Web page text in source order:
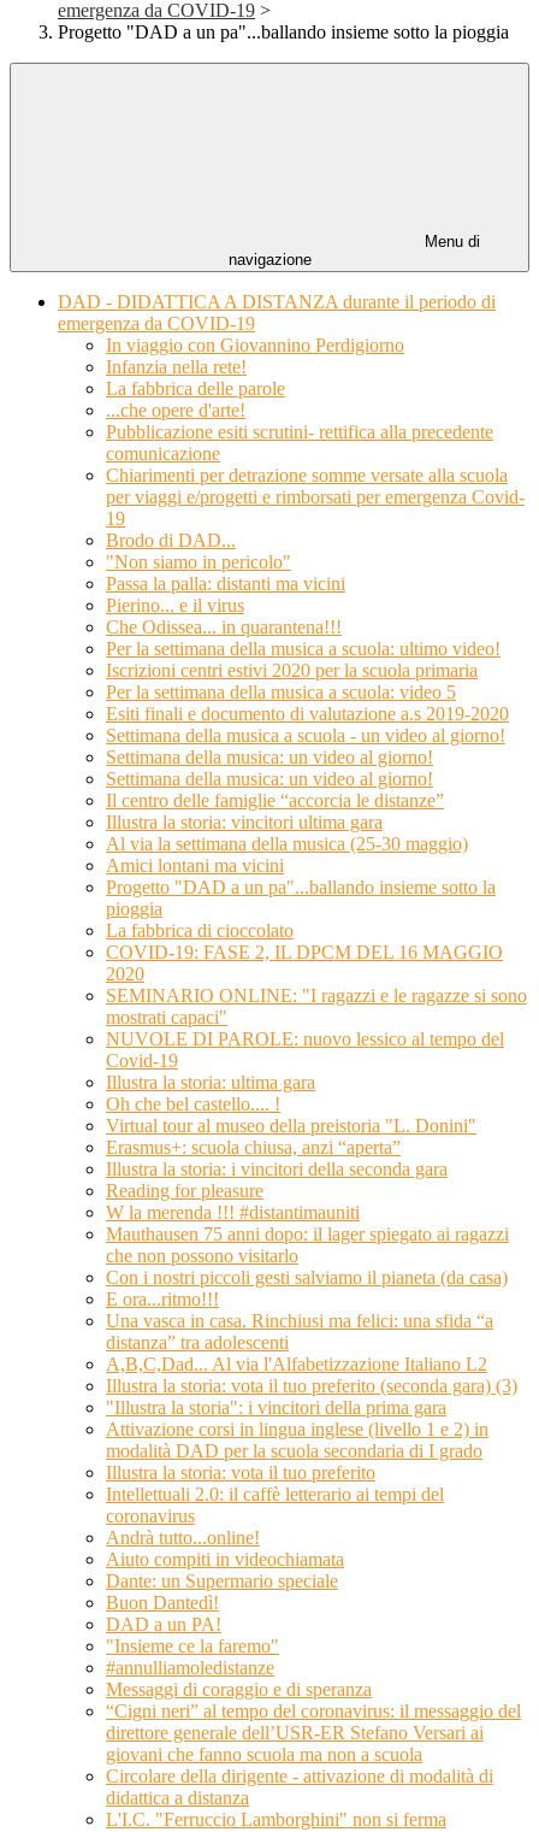
emergenza da COVID-19 >
Progetto "DAD a un pa"...ballando insieme sotto la pioggia
Menu di
navigazione
DAD - DIDATTICA A DISTANZA durante il periodo di
emergenza da COVID-19
In viaggio con Giovannino Perdigiorno
Infanzia nella rete!
La fabbrica delle parole
...che opere d'arte!
Pubblicazione esiti scrutini- rettifica alla precedente
comunicazione
Chiarimenti per detrazione somme versate alla scuola
per viaggi e/progetti e rimborsati per emergenza Covid-
19
Brodo di DAD...
"Non siamo in pericolo"
Passa la palla: distanti ma vicini
Pierino... e il virus
Che Odissea... in quarantena!!!
Per la settimana della musica a scuola: ultimo video!
Iscrizioni centri estivi 2020 per la scuola primaria
Per la settimana della musica a scuola: video 5
Esiti finali e documento di valutazione a.s 2019-2020
Settimana della musica a scuola - un video al giorno!
Settimana della musica: un video al giorno!
Settimana della musica: un video al giorno!
Il centro delle famiglie “accorcia le distanze”
Illustra la storia: vincitori ultima gara
Al via la settimana della musica (25-30 maggio)
Amici lontani ma vicini
Progetto "DAD a un pa"...ballando insieme sotto la
pioggia
La fabbrica di cioccolato
COVID-19: FASE 2, IL DPCM DEL 16 MAGGIO
2020
SEMINARIO ONLINE: "I ragazzi e le ragazze si sono
mostrati capaci"
NUVOLE DI PAROLE: nuovo lessico al tempo del
Covid-19
Illustra la storia: ultima gara
Oh che bel castello.... !
Virtual tour al museo della preistoria "L. Donini"
Erasmus+: scuola chiusa, anzi “aperta”
Illustra la storia: i vincitori della seconda gara
Reading for pleasure
W la merenda !!! #distantimauniti
Mauthausen 75 anni dopo: il lager spiegato ai ragazzi
che non possono visitarlo
Con i nostri piccoli gesti salviamo il pianeta (da casa)
E ora...ritmo!!!
Una vasca in casa. Rinchiusi ma felici: una sfida “a
distanza” tra adolescenti
A,B,C,Dad... Al via l'Alfabetizzazione Italiano L2
Illustra la storia: vota il tuo preferito (seconda gara) (3)
"Illustra la storia": i vincitori della prima gara
Attivazione corsi in lingua inglese (livello 1 e 2) in
modalità DAD per la scuola secondaria di I grado
Illustra la storia: vota il tuo preferito
Intellettuali 2.0: il caffè letterario ai tempi del
coronavirus
Andrà tutto...online!
Aiuto compiti in videochiamata
Dante: un Supermario speciale
Buon Dantedì!
DAD a un PA!
"Insieme ce la faremo"
#annulliamoledistanze
Messaggi di coraggio e di speranza
“Cigni neri” al tempo del coronavirus: il messaggio del
direttore generale dell’USR-ER Stefano Versari ai
giovani che fanno scuola ma non a scuola
Circolare della dirigente - attivazione di modalità di
didattica a distanza
L'I.C. "Ferruccio Lamborghini" non si ferma